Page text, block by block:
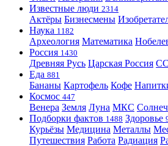
Известные люди 2314
Актёры Бизнесмены
Наука 1182
Археология Математика
Россия 1430
Древняя Русь Царская Россия
Еда 881
Бананы Картофель Кофе
Космос 447
Венера Земля Луна МКС
Подборки фактов 1488 Здоровье
Курьёзы Медицина Металлы
Путешествия Работа Радиация